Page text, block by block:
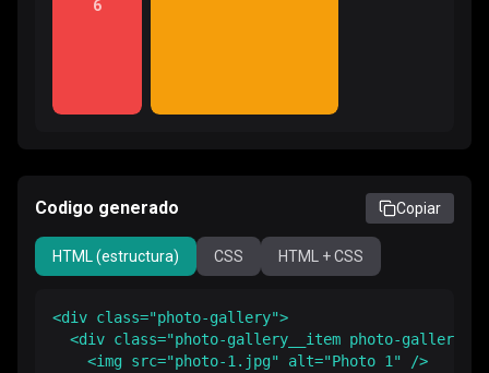
6
Codigo generado Copiar
HTML (estructura) CSS HTML + CSS
<div class="photo-gallery">
<div class="photo-gallery__item photo-
    <img src="photo-1.jpg" alt="Photo 1" />